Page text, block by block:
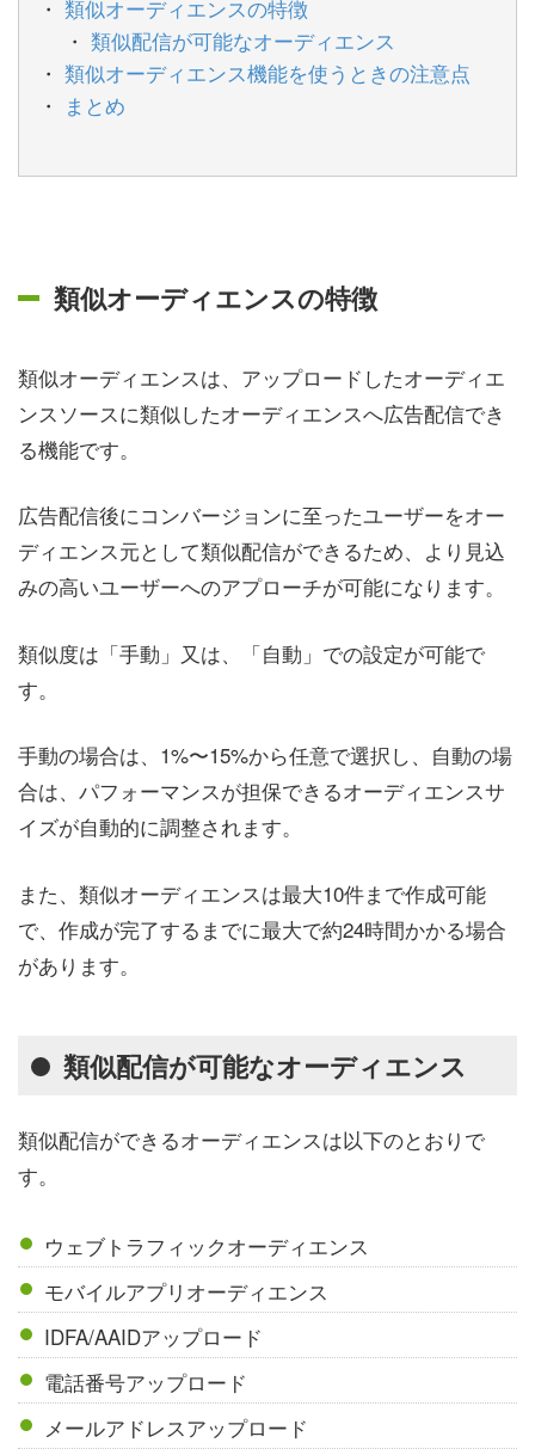
類似オーディエンスの特徴
類似配信が可能なオーディエンス
類似オーディエンス機能を使うときの注意点
まとめ
類似オーディエンスの特徴
類似オーディエンスは、アップロードしたオーディエ
ンスソースに類似したオーディエンスへ広告配信でき
る機能です。
広告配信後にコンバージョンに至ったユーザーをオー
ディエンス元として類似配信ができるため、より見込
みの高いユーザーへのアプローチが可能になります。
類似度は「手動」又は、「自動」での設定が可能で
す。
手動の場合は、1%〜15%から任意で選択し、自動の場
合は、パフォーマンスが担保できるオーディエンスサ
イズが自動的に調整されます。
また、類似オーディエンスは最大10件まで作成可能
で、作成が完了するまでに最大で約24時間かかる場合
があります。
類似配信が可能なオーディエンス
類似配信ができるオーディエンスは以下のとおりで
す。
ウェブトラフィックオーディエンス
モバイルアプリオーディエンス
IDFA/AAIDアップロード
電話番号アップロード
メールアドレスアップロード